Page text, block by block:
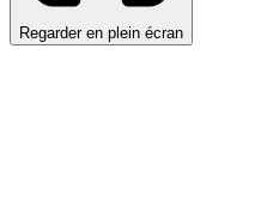
Regarder en plein écran